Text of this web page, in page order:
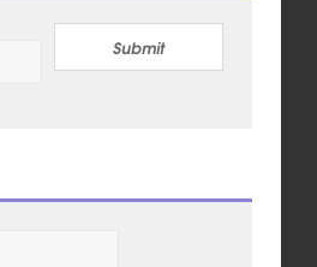
Submit